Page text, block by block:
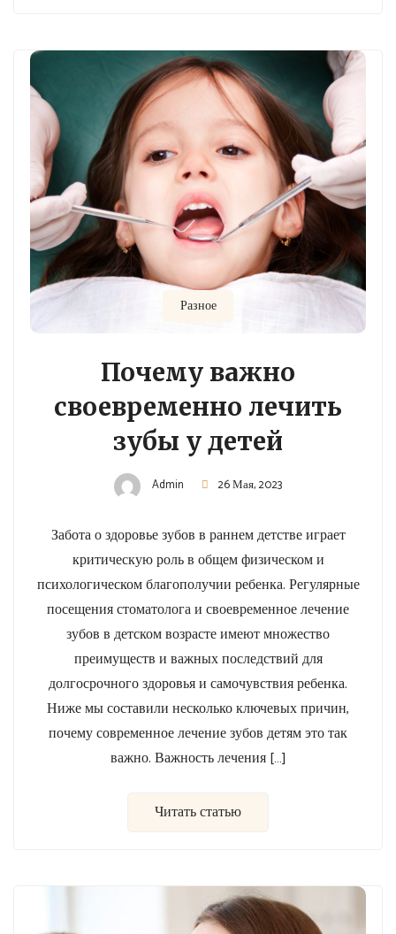
Разное
Почему важно
своевременно лечить
зубы у детей
Admin 26 Мая, 2023
Забота о здоровье зубов в раннем детстве играет
критическую роль в общем физическом и
психологическом благополучии ребенка. Регулярные
посещения стоматолога и своевременное лечение
зубов в детском возрасте имеют множество
преимуществ и важных последствий для
долгосрочного здоровья и самочувствия ребенка.
Ниже мы составили несколько ключевых причин,
почему современное лечение зубов детям это так
важно. Важность лечения […]
Читать статью